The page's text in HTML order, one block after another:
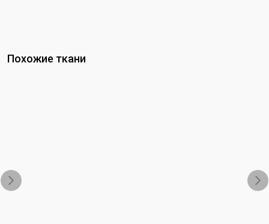
Похожие ткани